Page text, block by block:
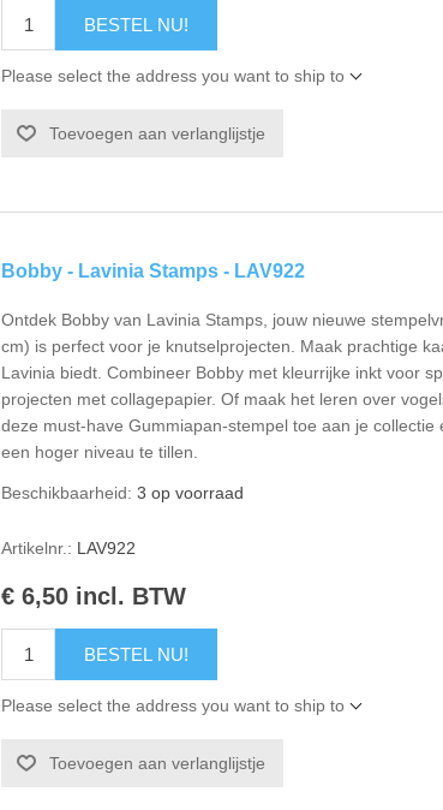
BESTEL NU!
Please select the address you want to ship to
Toevoegen aan verlanglijstje
Bobby - Lavinia Stamps - LAV922
Ontdek Bobby van Lavinia Stamps, jouw nieuwe
cm) is perfect voor je knutselprojecten. Maak prachtige
Lavinia biedt. Combineer Bobby met kleurrijke inkt voor
projecten met collagepapier. Of maak het leren over
deze must-have Gummiapan-stempel toe aan je
een hoger niveau te tillen.
Beschikbaarheid: 3 op voorraad
Artikelnr.: LAV922
€ 6,50 incl. BTW
BESTEL NU!
Please select the address you want to ship to
Toevoegen aan verlanglijstje